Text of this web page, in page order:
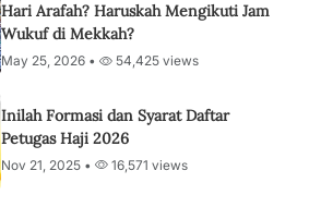
Hari Arafah? Haruskah Mengikuti Jam
Wukuf di Mekkah?
May 25, 2026 • 54,425 views
Inilah Formasi dan Syarat Daftar
Petugas Haji 2026
Nov 21, 2025 • 16,571 views